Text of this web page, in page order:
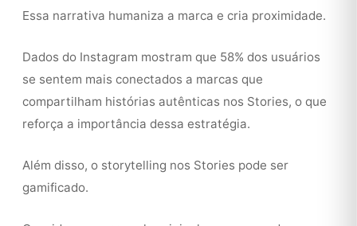
Essa narrativa humaniza a marca e cria proximidade.
Dados do Instagram mostram que 58% dos usuários
se sentem mais conectados a marcas que
compartilham histórias autênticas nos Stories, o que
reforça a importância dessa estratégia.
Além disso, o storytelling nos Stories pode ser
gamificado.